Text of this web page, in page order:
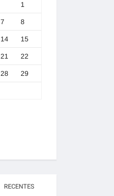
1
7 8
14 15
21 22
28 29
RECENTES